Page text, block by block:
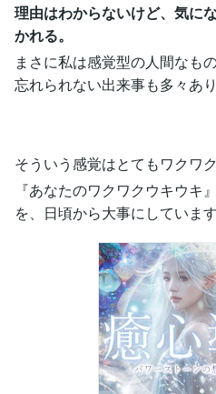
理由はわからないけど、気に
かれる。
まさに私は感覚型の人間なも
忘れられない出来事も多々あ
そういう感覚はとてもワクワ
『あなたのワクワクウキウキ
を、日頃から大事にしていま